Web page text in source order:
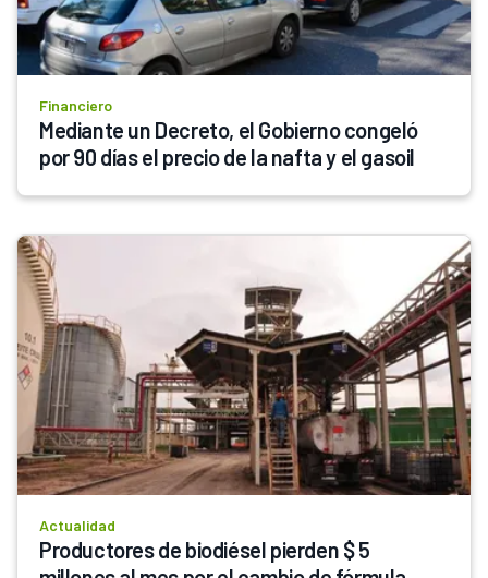
Financiero
Mediante un Decreto, el Gobierno congeló
por 90 días el precio de la nafta y el gasoil
Actualidad
Productores de biodiésel pierden $ 5